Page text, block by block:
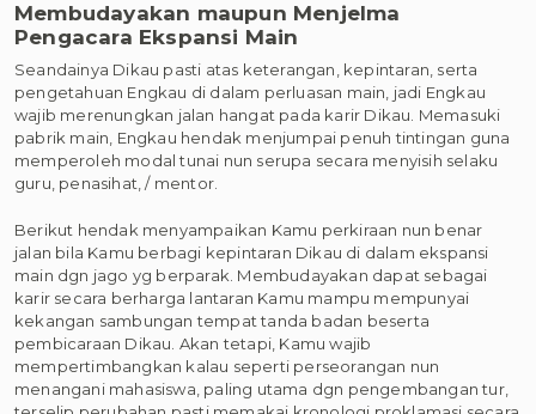
Membudayakan maupun Menjelma
Pengacara Ekspansi Main
Seandainya Dikau pasti atas keterangan, kepintaran, serta
pengetahuan Engkau di dalam perluasan main, jadi Engkau
wajib merenungkan jalan hangat pada karir Dikau. Memasuki
pabrik main, Engkau hendak menjumpai penuh tintingan guna
memperoleh modal tunai nun serupa secara menyisih selaku
guru, penasihat, / mentor.
Berikut hendak menyampaikan Kamu perkiraan nun benar
jalan bila Kamu berbagi kepintaran Dikau di dalam ekspansi
main dgn jago yg berparak. Membudayakan dapat sebagai
karir secara berharga lantaran Kamu mampu mempunyai
kekangan sambungan tempat tanda badan beserta
pembicaraan Dikau. Akan tetapi, Kamu wajib
mempertimbangkan kalau seperti perseorangan nun
menangani mahasiswa, paling utama dgn pengembangan tur,